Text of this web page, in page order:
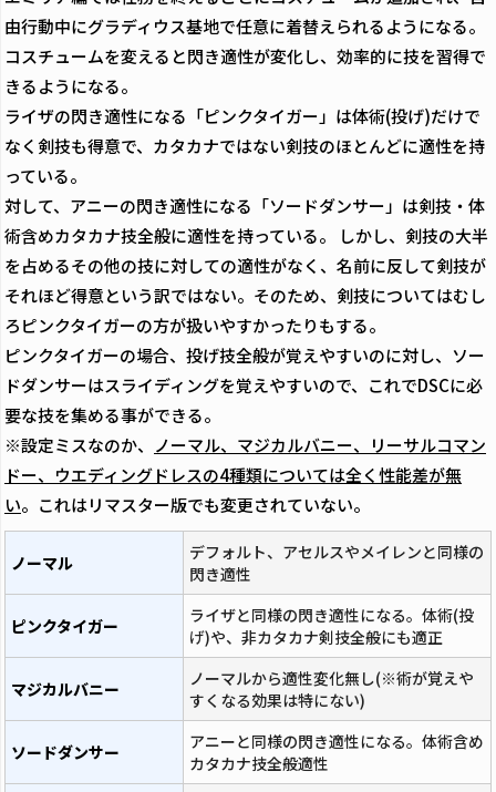
由行動中にグラディウス基地で任意に着替えられるようになる。
コスチュームを変えると閃き適性が変化し、効率的に技を習得で
きるようになる。
ライザの閃き適性になる「ピンクタイガー」は体術(投げ)だけで
なく剣技も得意で、カタカナではない剣技のほとんどに適性を持
っている。
対して、アニーの閃き適性になる「ソードダンサー」は剣技・体
術含めカタカナ技全般に適性を持っている。 しかし、剣技の大半
を占めるその他の技に対しての適性がなく、名前に反して剣技が
それほど得意という訳ではない。そのため、剣技についてはむし
ろピンクタイガーの方が扱いやすかったりもする。
ピンクタイガーの場合、投げ技全般が覚えやすいのに対し、ソー
ドダンサーはスライディングを覚えやすいので、これでDSCに必
要な技を集める事ができる。
※設定ミスなのか、 ノーマル、マジカルバニー、リーサルコマン
ドー、ウエディングドレスの4種類については全く性能差が無
い。これはリマスター版でも変更されていない。
ノーマル
デフォルト、アセルスやメイレンと同様の
閃き適性
ピンクタイガー
ライザと同様の閃き適性になる。体術(投
げ)や、非カタカナ剣技全般にも適正
マジカルバニー
ノーマルから適性変化無し(※術が覚えや
すくなる効果は特にない)
ソードダンサー
アニーと同様の閃き適性になる。体術含め
カタカナ技全般適性